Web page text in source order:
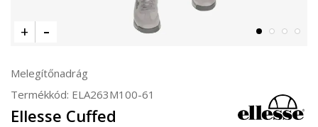
Melegítőnadrág
Termékkód: ELA263M100-61
Ellesse Cuffed